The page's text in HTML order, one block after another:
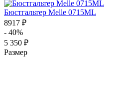
Бюстгальтер Melle 0715ML
8917 ₽
- 40%
5 350 ₽
Размер